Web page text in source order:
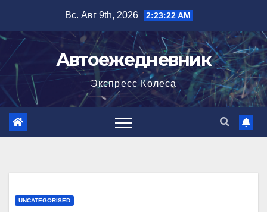
содержимому
Вс. Авг 9th, 2026 2:23:24 AM
Автоежедневник
Экспресс Колеса
UNCATEGORISED